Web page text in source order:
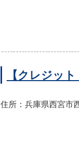
【クレジッ
住所：兵庫県西宮市